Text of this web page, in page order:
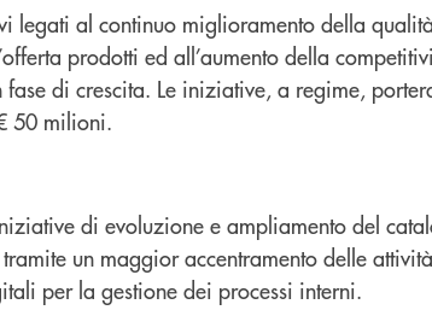
legati al continuo miglioramento della
prodotti ed all’aumento della
fase di crescita. Le iniziative, a regime,
50 milioni.
di evoluzione e ampliamento del
un maggior accentramento delle
per la gestione dei processi interni.